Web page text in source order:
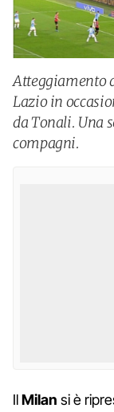
Atteggiamento
Lazio in
da Tonali. Una
compagni.
IlMilan si è